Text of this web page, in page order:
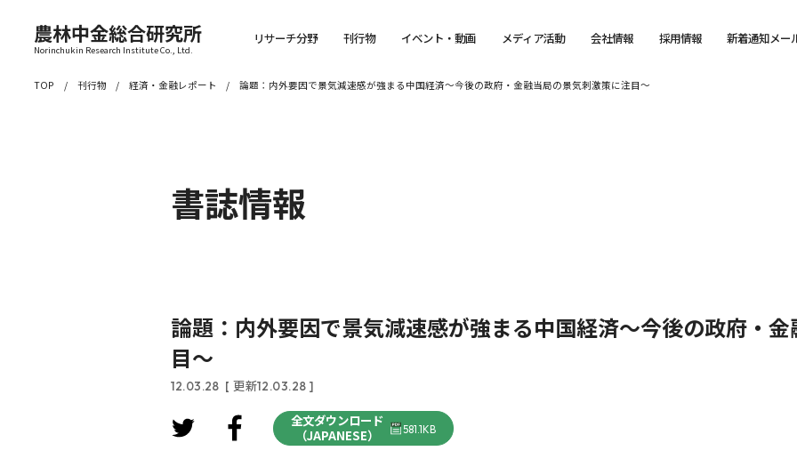
農林中金総合研究所
Norinchukin Research Institute Co., Ltd.
リサーチ分野 刊行物 イベント・動画 メディア活動 会社情報 採用情報 新着通知メー
TOP 刊行物 経済・金融レポート 論題：内外要因で景気減速感が強まる中国経済～今後の政府・金融当局の景気刺激策に注目～
書誌情報
論題：内外要因で景気減速感が強まる中国経済～今後の政府・
目～
12.03.28 [ 更新12.03.28 ]
全文ダウンロード
（JAPANESE）
581.1KB